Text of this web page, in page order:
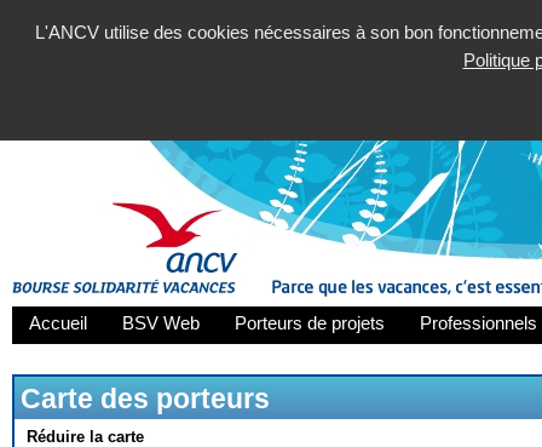
L'ANCV utilise des cookies nécessaires à son bon
Politique
Accueil BSV Web Porteurs de projets
Carte des porteurs
Réduire la carte